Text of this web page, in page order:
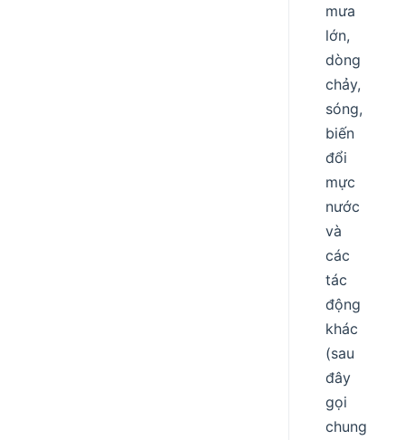
mưa
lớn,
dòng
chảy,
sóng,
biến
đổi
mực
nước
và
các
tác
động
khác
(sau
đây
gọi
chung